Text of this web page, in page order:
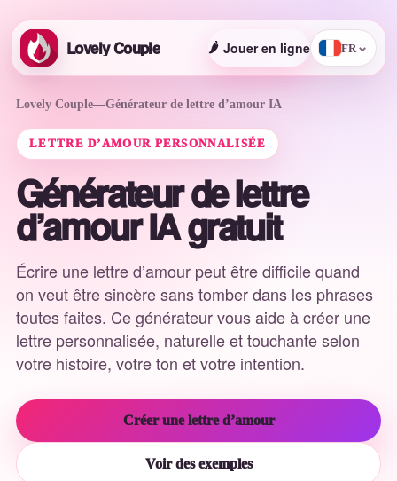
Lovely Couple 🌶️ Jouer en ligne FR ⌄
Lovely Couple—Générateur de lettre d’amour IA
LETTRE D’AMOUR PERSONNALISÉE
Générateur de lettre
d’amour IA gratuit
Écrire une lettre d’amour peut être difficile quand
on veut être sincère sans tomber dans les phrases
toutes faites. Ce générateur vous aide à créer une
lettre personnalisée, naturelle et touchante selon
votre histoire, votre ton et votre intention.
Créer une lettre d’amour
Voir des exemples